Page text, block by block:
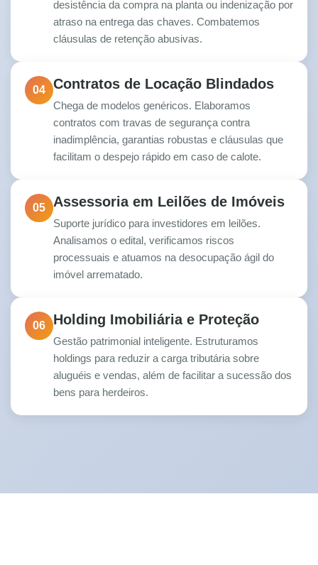
desistência da compra na planta ou indenização por
atraso na entrega das chaves. Combatemos
cláusulas de retenção abusivas.
04 Contratos de Locação Blindados
Chega de modelos genéricos. Elaboramos
contratos com travas de segurança contra
inadimplência, garantias robustas e cláusulas que
facilitam o despejo rápido em caso de calote.
05 Assessoria em Leilões de Imóveis
Suporte jurídico para investidores em leilões.
Analisamos o edital, verificamos riscos
processuais e atuamos na desocupação ágil do
imóvel arrematado.
06 Holding Imobiliária e Proteção
Gestão patrimonial inteligente. Estruturamos
holdings para reduzir a carga tributária sobre
aluguéis e vendas, além de facilitar a sucessão dos
bens para herdeiros.